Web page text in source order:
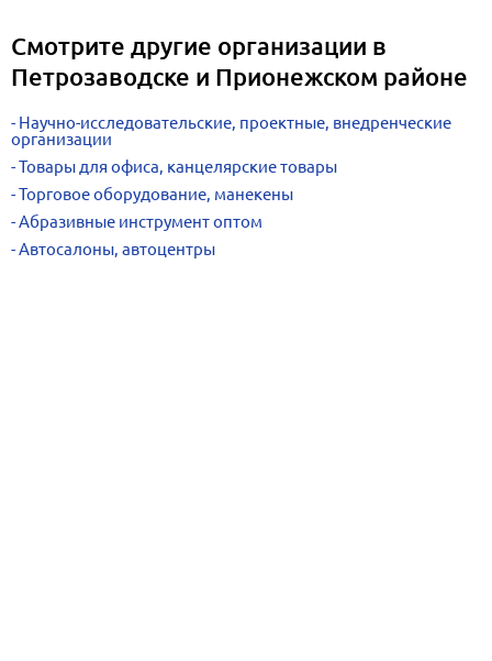
Смотрите другие организации в
Петрозаводске и Прионежском районе
Научно-исследовательские, проектные, внедренческие
организации
Товары для офиса, канцелярские товары
Торговое оборудование, манекены
Абразивные инструмент оптом
Автосалоны, автоцентры